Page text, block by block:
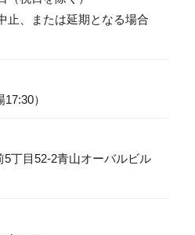
止、または延期となる場合
）
丁目52-2青山オーバルビル